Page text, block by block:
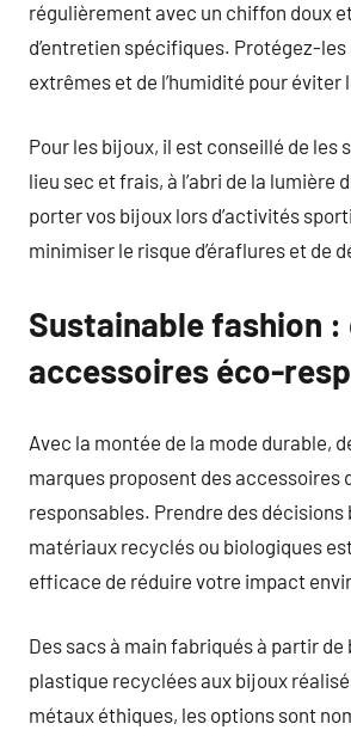
régulièrement avec un chiffon doux
d’entretien spécifiques. Protégez-
extrêmes et de l’humidité pour éviter
Pour les bijoux, il est conseillé de les
lieu sec et frais, à l’abri de la lumière
porter vos bijoux lors d’activités
minimiser le risque d’éraflures et de
Sustainable fashion :
accessoires éco-
Avec la montée de la mode durable,
marques proposent des accessoires
responsables. Prendre des décisions
matériaux recyclés ou biologiques
efficace de réduire votre impact
Des sacs à main fabriqués à partir de
plastique recyclées aux bijoux
métaux éthiques, les options sont